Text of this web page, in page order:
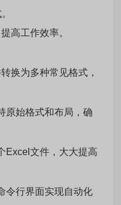
高工作效率。
换为多种常见格式，
原始格式和布局，确
Excel文件，大大提高
令行界面实现自动化